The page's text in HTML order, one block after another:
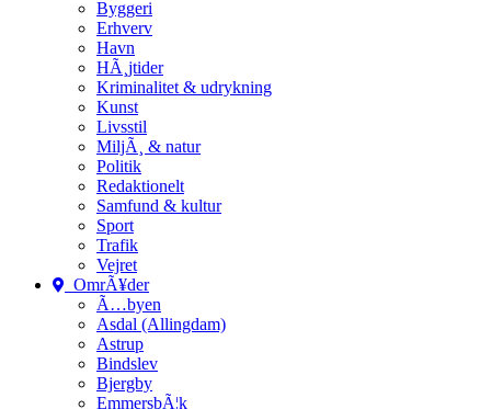
Byggeri
Erhverv
Havn
HÃ¸jtider
Kriminalitet & udrykning
Kunst
Livsstil
MiljÃ¸ & natur
Politik
Redaktionelt
Samfund & kultur
Sport
Trafik
Vejret
OmrÃ¥der
Ã…byen
Asdal (Allingdam)
Astrup
Bindslev
Bjergby
EmmersbÃ¦k